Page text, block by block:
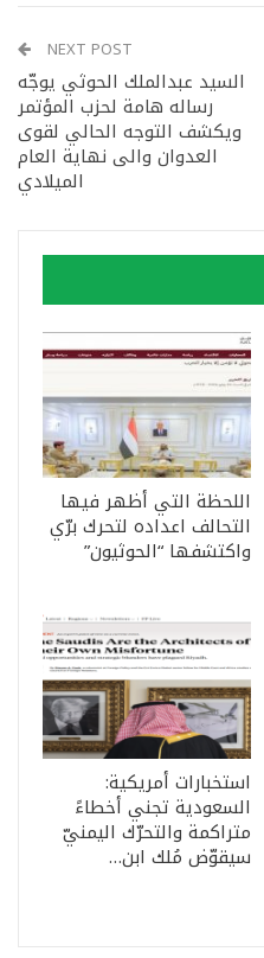
NEXT POST
السيد عبدالملك الحوثي يوجّه
رساله هامة لحزب المؤتمر
ويكشف التوجه الحالي لقوى
العدوان والى نهاية العام
الميلادي
اللحظة التي أظهر فيها
التحالف اعداده لتحرك برّي
واكتشفها “الحوثيون”
استخبارات أمريكية:
السعودية تجني أخطاءً
متراكمة والتحرّك اليمنيّ
سيقوّض مُلك ابن…